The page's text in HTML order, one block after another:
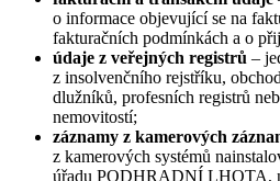
o informace objevující se na
fakturačních podmínkách a o
údaje z veřejných registrů –
z insolvenčního rejstříku,
dlužníků, profesních registrů
nemovitostí;
záznamy z kamerových
z kamerových systémů
úřadu PODHRADNÍ LHOTA,